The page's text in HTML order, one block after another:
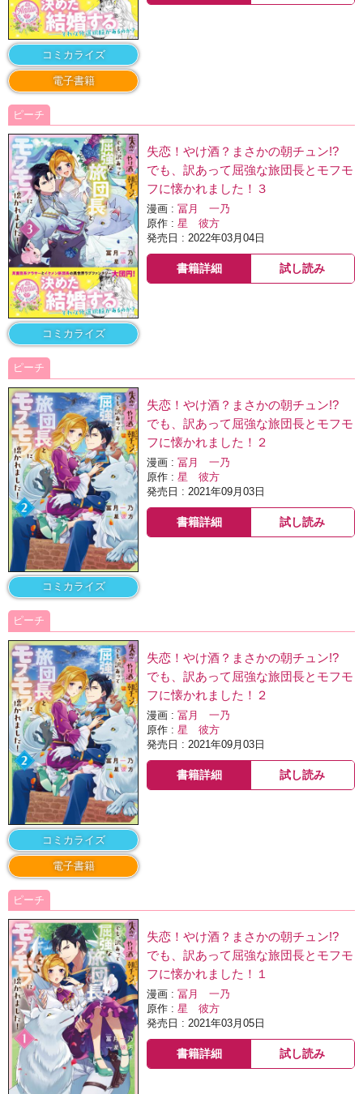
コミカライズ
電子書籍
ピーチ
コミカライズ
失恋！やけ酒？まさかの朝チュン!?
でも、訳あって屈強な旅団長とモフモ
フに懐かれました！３
漫画 :冨月 一乃
原作 :星 彼方
発売日 : 2022年03月04日
書籍詳細 試し読み
ピーチ
コミカライズ
失恋！やけ酒？まさかの朝チュン!?
でも、訳あって屈強な旅団長とモフモ
フに懐かれました！２
漫画 :冨月 一乃
原作 :星 彼方
発売日 : 2021年09月03日
書籍詳細 試し読み
ピーチ
コミカライズ
電子書籍
失恋！やけ酒？まさかの朝チュン!?
でも、訳あって屈強な旅団長とモフモ
フに懐かれました！２
漫画 :冨月 一乃
原作 :星 彼方
発売日 : 2021年09月03日
書籍詳細 試し読み
ピーチ
失恋！やけ酒？まさかの朝チュン!?
でも、訳あって屈強な旅団長とモフモ
フに懐かれました！１
漫画 :冨月 一乃
原作 :星 彼方
発売日 : 2021年03月05日
書籍詳細 試し読み